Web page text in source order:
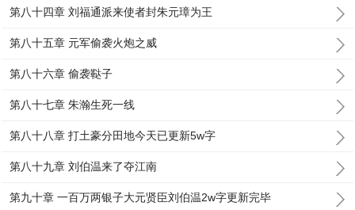
第八十四章 刘福通派来使者封朱元璋为王
第八十五章 元军偷袭火炮之威
第八十六章 偷袭鞑子
第八十七章 朱瀚生死一线
第八十八章 打土豪分田地今天已更新5w字
第八十九章 刘伯温来了夺江南
第九十章 一百万两银子大元贤臣刘伯温2w字更新完毕